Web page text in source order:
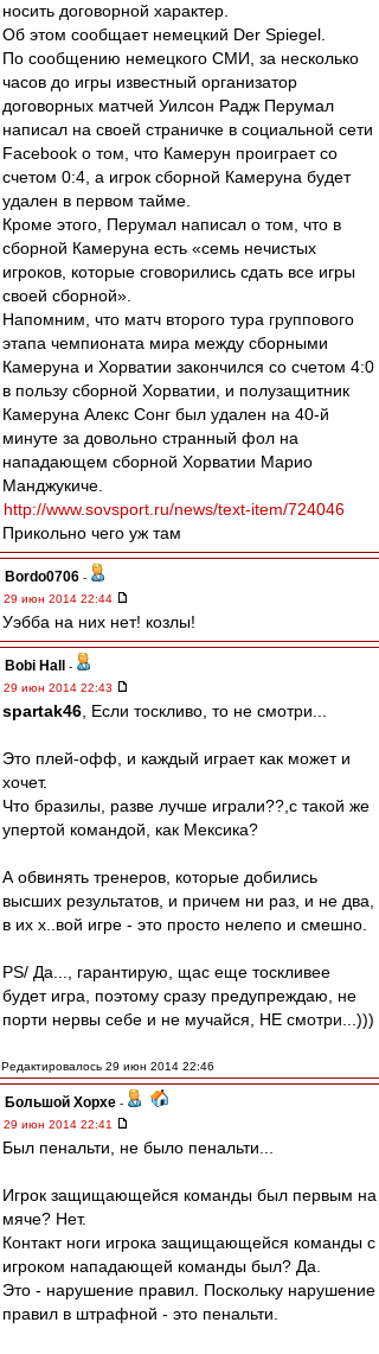
носить договорной характер.
Об этом сообщает немецкий Der Spiegel.
По сообщению немецкого СМИ, за несколько
часов до игры известный организатор
договорных матчей Уилсон Радж Перумал
написал на своей страничке в социальной сети
Facebook о том, что Камерун проиграет со
счетом 0:4, а игрок сборной Камеруна будет
удален в первом тайме.
Кроме этого, Перумал написал о том, что в
сборной Камеруна есть «семь нечистых
игроков, которые сговорились сдать все игры
своей сборной».
Напомним, что матч второго тура группового
этапа чемпионата мира между сборными
Камеруна и Хорватии закончился со счетом 4:0
в пользу сборной Хорватии, и полузащитник
Камеруна Алекс Сонг был удален на 40-й
минуте за довольно странный фол на
нападающем сборной Хорватии Марио
Манджукиче.
http://www.sovsport.ru/news/text-item/724046
Прикольно чего уж там
Bordo0706 -
29 июн 2014 22:44
Уэбба на них нет! козлы!
Bobi Hall
-
29 июн 2014 22:43
spartak46 , Если тоскливо, то не смотри...
Это плей-офф, и каждый играет как может и
хочет.
Что бразилы, разве лучше играли??,с такой же
упертой командой, как Мексика?
А обвинять тренеров, которые добились
высших результатов, и причем ни раз, и не два,
в их х..вой игре - это просто нелепо и смешно.
РS/ Да..., гарантирую, щас еще тоскливее
будет игра, поэтому сразу предупреждаю, не
порти нервы себе и не мучайся, НЕ смотри...)))
Редактировалось 29 июн 2014 22:46
Большой Хорхе -
29 июн 2014 22:41
Был пенальти, не было пенальти...
Игрок защищающейся команды был первым на
мяче? Нет.
Контакт ноги игрока защищающейся команды с
игроком нападающей команды был? Да.
Это - нарушение правил. Поскольку нарушение
правил в штрафной - это пенальти.